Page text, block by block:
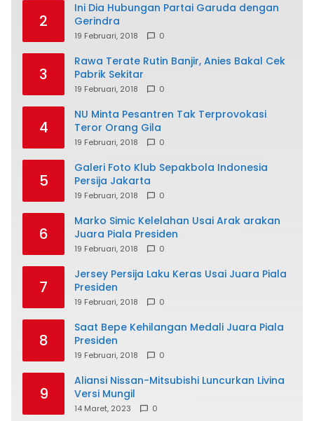
2
Ini Dia Hubungan Partai Garuda dengan
Gerindra
19 Februari, 2018 0
3
Rawa Terate Rutin Banjir, Anies Bakal Cek
Pabrik Sekitar
19 Februari, 2018 0
4
NU Minta Pesantren Tak Terprovokasi
Teror Orang Gila
19 Februari, 2018 0
5
Galeri Foto Klub Sepakbola Indonesia
Persija Jakarta
19 Februari, 2018 0
6
Marko Simic Kelelahan Usai Arak arakan
Juara Piala Presiden
19 Februari, 2018 0
7
Jersey Persija Laku Keras Usai Juara Piala
Presiden
19 Februari, 2018 0
8
Saat Bepe Kehilangan Medali Juara Piala
Presiden
19 Februari, 2018 0
9
Aliansi Nissan-Mitsubishi Luncurkan Livina
Versi Mungil
14 Maret, 2023 0